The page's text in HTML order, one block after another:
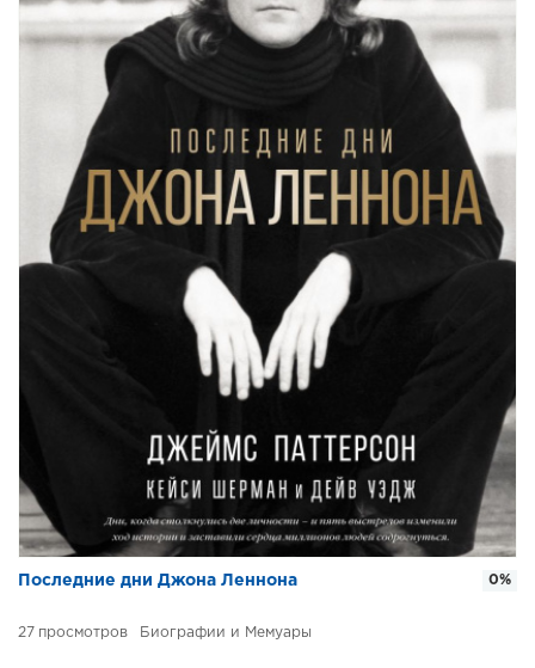
Последние дни Джона Леннона
27 Биографии и Мемуары
0%